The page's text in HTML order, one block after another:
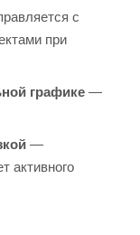
с
при
графике —
—
активного